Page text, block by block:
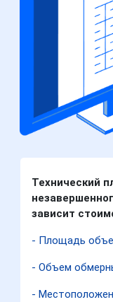
Технический
зависит
- Площадь
- Объем
-